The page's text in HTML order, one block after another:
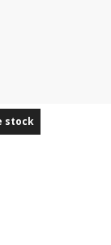
stock